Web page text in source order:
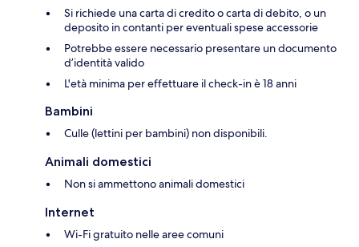
Si richiede una carta di credito o carta di debito, o un
deposito in contanti per eventuali spese accessorie
Potrebbe essere necessario presentare un documento
d’identità valido
L'età minima per effettuare il check-in è 18 anni
Bambini
Culle (lettini per bambini) non disponibili.
Animali domestici
Non si ammettono animali domestici
Internet
Wi-Fi gratuito nelle aree comuni